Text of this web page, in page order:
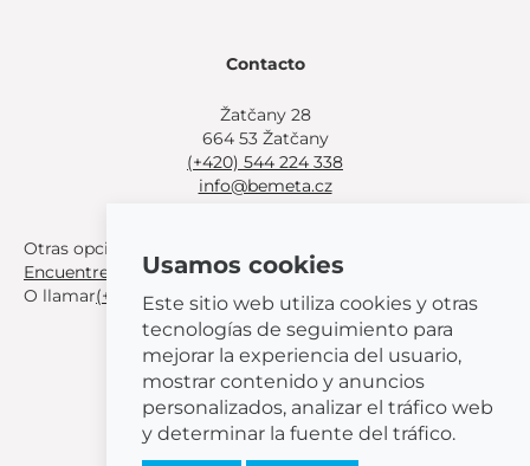
Contacto
Žatčany 28
664 53 Žatčany
(+420) 544 224 338
info@bemeta.cz
Otras opciones de compra:
Encuentre un distribuidor cerca de usted
O llamar(+420) 544 224 338.
© 2026 BEMETA
Usamos cookies
Este sitio web utiliza cookies y otras
tecnologías de seguimiento para
mejorar la experiencia del usuario,
mostrar contenido y anuncios
personalizados, analizar el tráfico web
y determinar la fuente del tráfico.